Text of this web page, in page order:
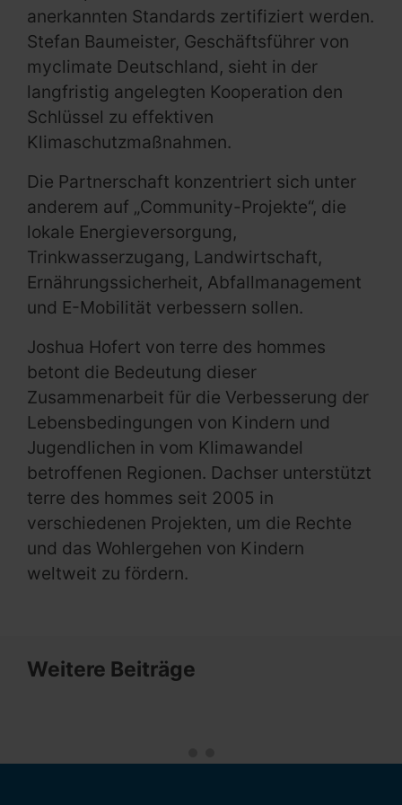
anerkannten Standards zertifiziert werden.
Stefan Baumeister, Geschäftsführer von
myclimate Deutschland, sieht in der
langfristig angelegten Kooperation den
Schlüssel zu effektiven
Klimaschutzmaßnahmen.
Die Partnerschaft konzentriert sich unter
anderem auf „Community-Projekte“, die
lokale Energieversorgung,
Trinkwasserzugang, Landwirtschaft,
Ernährungssicherheit, Abfallmanagement
und E-Mobilität verbessern sollen.
Joshua Hofert von terre des hommes
betont die Bedeutung dieser
Zusammenarbeit für die Verbesserung der
Lebensbedingungen von Kindern und
Jugendlichen in vom Klimawandel
betroffenen Regionen. Dachser unterstützt
terre des hommes seit 2005 in
verschiedenen Projekten, um die Rechte
und das Wohlergehen von Kindern
weltweit zu fördern.
Weitere Beiträge